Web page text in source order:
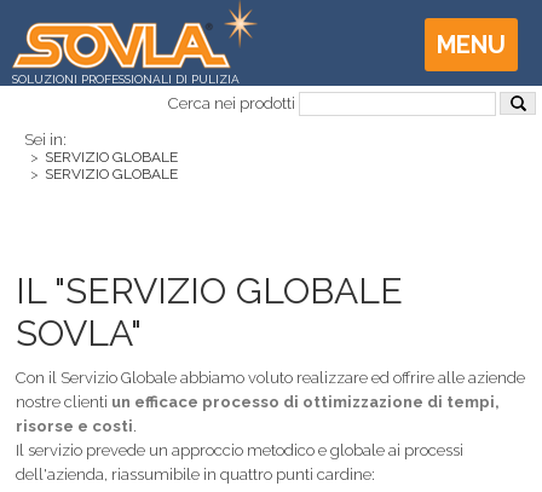
SOLUZIONI PROFESSIONALI DI PULIZIA
MENU
Cerca nei prodotti
Sei in:
> SERVIZIO GLOBALE
> SERVIZIO GLOBALE
IL "SERVIZIO GLOBALE
SOVLA"
Con il Servizio Globale abbiamo voluto realizzare ed offrire alle aziende
nostre clienti un efficace processo di ottimizzazione di tempi,
risorse e costi.
Il servizio prevede un approccio metodico e globale ai processi
dell'azienda, riassumibile in quattro punti cardine: